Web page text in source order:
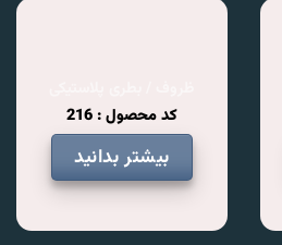
کد محصول : 216
بیشتر بدانید